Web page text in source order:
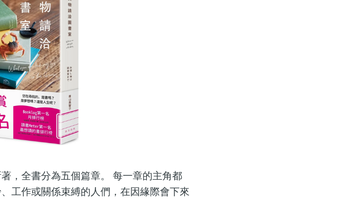
，全書分為五個篇章。 每一章的主角都
工作或關係束縛的人們，在因緣際會下來